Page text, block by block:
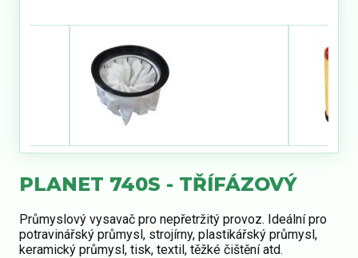
PLANET 740S - TŘÍFÁZOVÝ
Průmyslový vysavač pro nepřetržitý provoz. Ideální pro
potravinářský průmysl, strojírny, plastikářský průmysl,
keramický průmysl, tisk, textil, těžké čištění atd.